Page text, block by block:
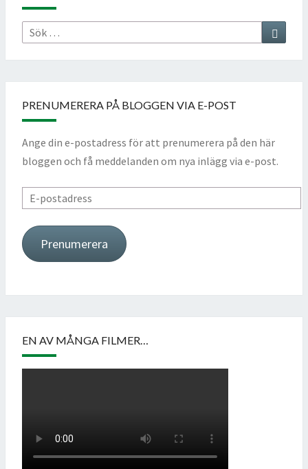
Sök
efter:
Sök
PRENUMERERA PÅ BLOGGEN VIA E-POST
Ange din e-postadress för att prenumerera på den här
bloggen och få meddelanden om nya inlägg via e-post.
E-
postadress
Prenumerera
EN AV MÅNGA FILMER…